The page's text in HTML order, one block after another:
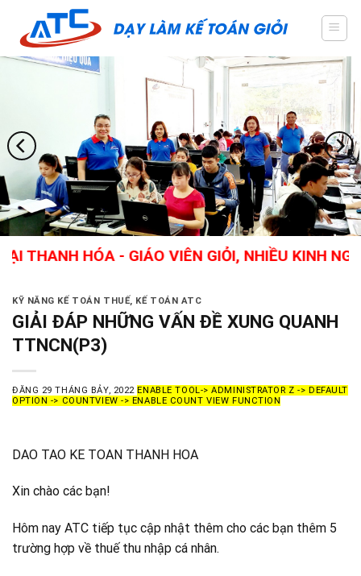
content
HÓA - GIÁO VIÊN GIỎI, NHIỀU KINH NGHIỆM
KỸ NĂNG KẾ TOÁN THUẾ, KẾ TOÁN ATC
GIẢI ĐÁP NHỮNG VẤN ĐỀ XUNG QUANH
TTNCN(P3)
ĐĂNG 29 THÁNG BẢY, 2022 ENABLE TOOL-> ADMINISTRATOR Z -> DEFAULT
OPTION -> COUNTVIEW -> ENABLE COUNT VIEW FUNCTION
DAO TAO KE TOAN THANH HOA
Xin chào các bạn!
Hôm nay ATC tiếp tục cập nhật thêm cho các bạn thêm 5
trường hợp về thuế thu nhập cá nhân.